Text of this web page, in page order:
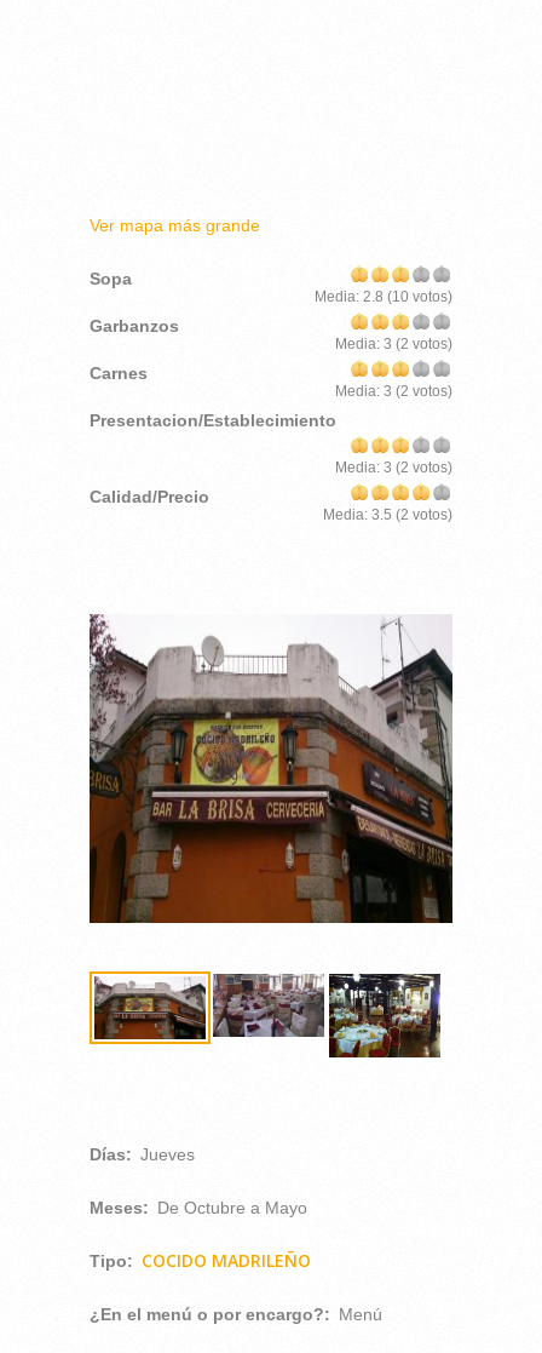
Ver mapa más grande
Sopa
Media: 2.8 (10 votos)
Garbanzos
Media: 3 (2 votos)
Carnes
Media: 3 (2 votos)
Presentacion/Establecimiento
Media: 3 (2 votos)
Calidad/Precio
Media: 3.5 (2 votos)
Días: Jueves
Meses: De Octubre a Mayo
Tipo: COCIDO MADRILEÑO
¿En el menú o por encargo?: Menú